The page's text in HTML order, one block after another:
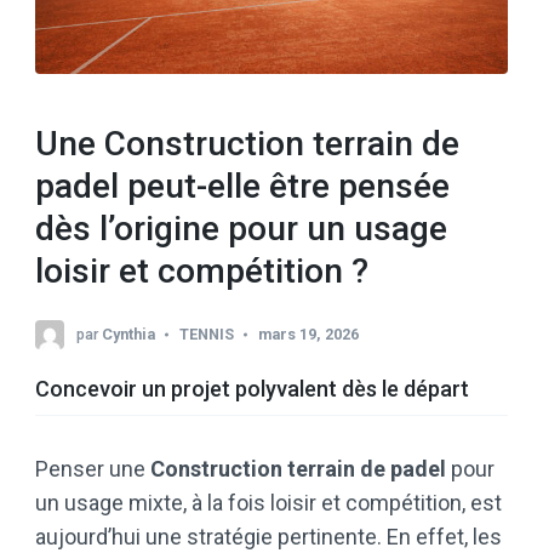
Une Construction terrain de
padel peut-elle être pensée
dès l’origine pour un usage
loisir et compétition ?
par Cynthia TENNIS mars 19, 2026
Concevoir un projet polyvalent dès le départ
Penser une Construction terrain de padel pour
un usage mixte, à la fois loisir et compétition, est
aujourd’hui une stratégie pertinente. En effet, les